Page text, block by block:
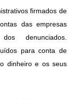
firmados de
das empresas
denunciados.
para conta de
dinheiro e os seus